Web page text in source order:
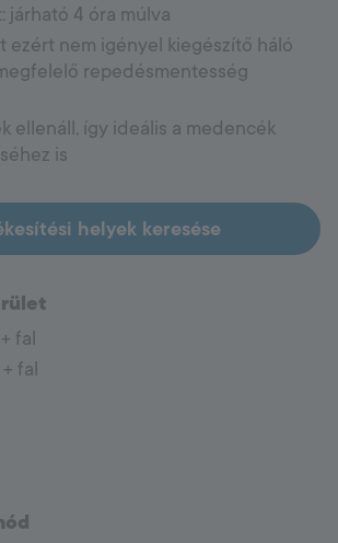
járható 4 óra múlva
ezért nem igényel kiegészítő háló
repedésmentesség
ellenáll, így ideális a medencék
is
helyek keresése
fal
fal